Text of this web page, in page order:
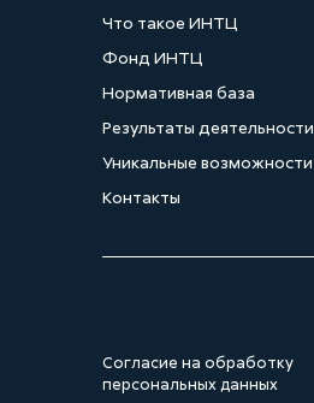
Что такое ИНТЦ
Фонд ИНТЦ
Нормативная база
Результаты деятельности
Уникальные возможности
Контакты
Согласие на обработку
персональных данных